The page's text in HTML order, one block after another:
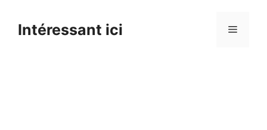
contentIntéressant ici Menu